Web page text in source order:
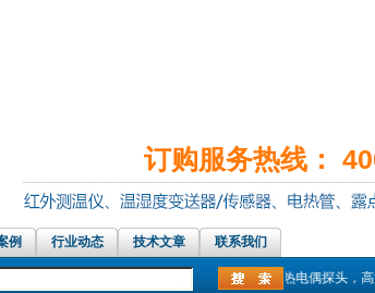
订购服务热线：
例 行业动态 技术文章 联系我们
量仪，在线露点传感器，PT100温度传感器，热电偶探头，